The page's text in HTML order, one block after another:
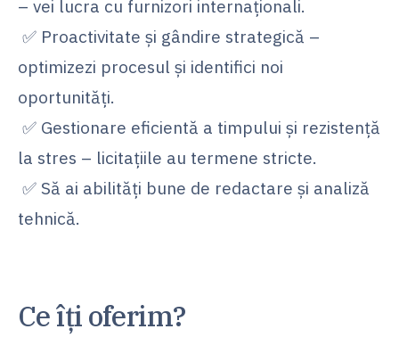
– vei lucra cu furnizori internaționali.
✅ Proactivitate și gândire strategică –
optimizezi procesul și identifici noi
oportunități.
✅ Gestionare eficientă a timpului și rezistență
la stres – licitațiile au termene stricte.
✅ Să ai abilități bune de redactare și analiză
tehnică.
Ce îți oferim?